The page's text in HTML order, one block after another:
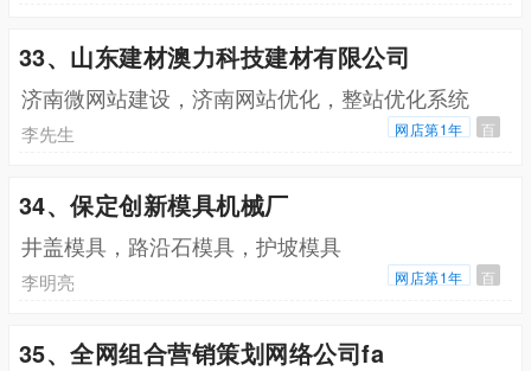
33、山东建材澳力科技建材有限公司
济南微网站建设，济南网站优化，整站优化系统
李先生 网店第1年 百
34、保定创新模具机械厂
井盖模具，路沿石模具，护坡模具
李明亮 网店第1年 百
35、全网组合营销策划网络公司fa